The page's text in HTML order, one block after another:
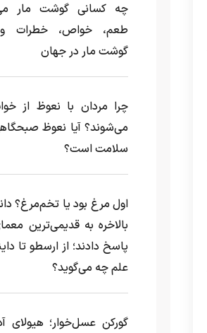
چه کسانی گوشت مار
طعم، خواص، خطرات
گوشت مار در جهان
چرا مردان با نعوظ از
می‌شوند؟ آیا نعوظ
سلامت است؟
اول مرغ بود یا تخم‌مرغ؟
بالاخره به قدیمی‌ترین
پاسخ دادند؛ از ارسطو تا
علم چه می‌گوید؟
گورکن عسل‌خوار؛ هیولای